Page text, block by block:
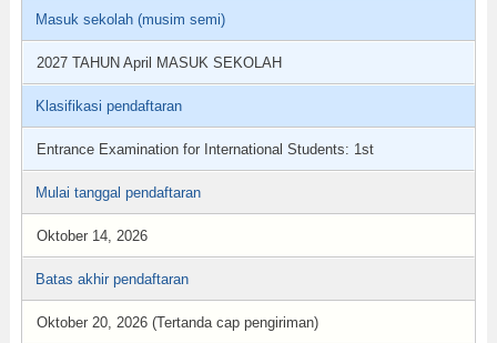
Masuk sekolah (musim semi)
2027 TAHUN April MASUK SEKOLAH
Klasifikasi pendaftaran
Entrance Examination for International Students: 1st
Mulai tanggal pendaftaran
Oktober 14, 2026
Batas akhir pendaftaran
Oktober 20, 2026 (Tertanda cap pengiriman)